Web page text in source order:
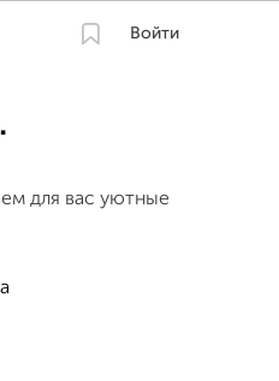
Войти
для вас уютные